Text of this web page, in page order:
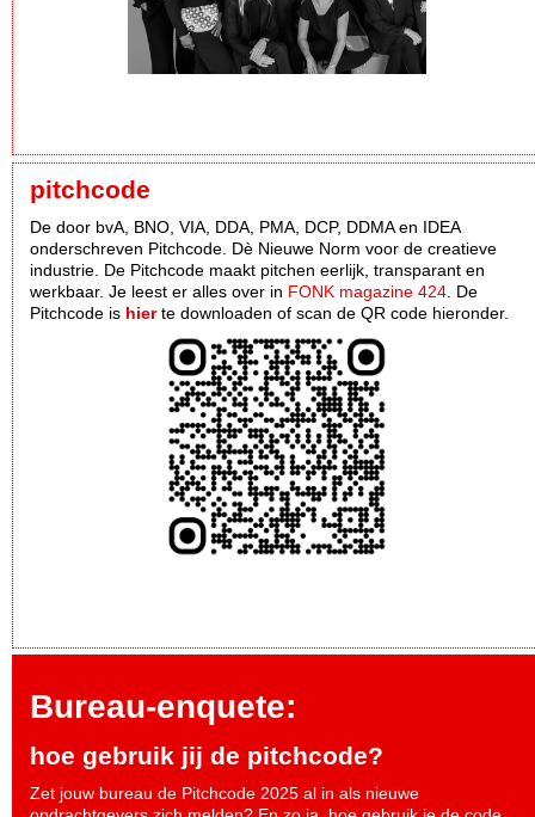
pitchcode
De door bvA, BNO, VIA, DDA, PMA, DCP, DDMA en IDEA
onderschreven Pitchcode. Dè Nieuwe Norm voor de creatieve
industrie. De Pitchcode maakt pitchen eerlijk, transparant en
werkbaar. Je leest er alles over in FONK magazine 424. De
Pitchcode is hierte downloaden of scan de QR code hieronder.
Bureau-enquete:
hoe gebruik jij de pitchcode?
Zet jouw bureau de Pitchcode 2025 al in als nieuwe